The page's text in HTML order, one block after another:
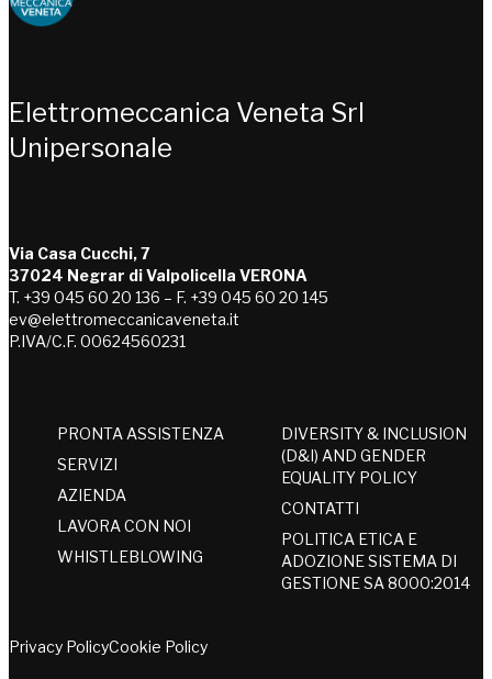
Elettromeccanica Veneta Srl
Unipersonale
Via Casa Cucchi, 7
37024 Negrar di Valpolicella VERONA
T. +39 045 60 20 136 – F. +39 045 60 20 145
ev@elettromeccanicaveneta.it
P.IVA/C.F. 00624560231
PRONTA ASSISTENZA
SERVIZI
AZIENDA
LAVORA CON NOI
WHISTLEBLOWING
DIVERSITY & INCLUSION
(D&I) AND GENDER
EQUALITY POLICY
CONTATTI
POLITICA ETICA E
ADOZIONE SISTEMA DI
GESTIONE SA 8000:2014
Privacy PolicyCookie Policy